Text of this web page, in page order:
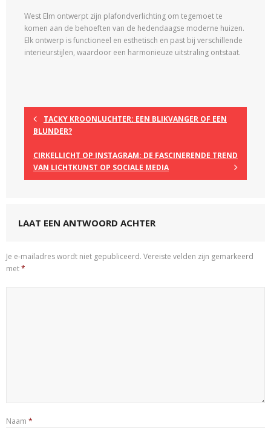
West Elm ontwerpt zijn plafondverlichting om tegemoet te
komen aan de behoeften van de hedendaagse moderne huizen.
Elk ontwerp is functioneel en esthetisch en past bij verschillende
interieurstijlen, waardoor een harmonieuze uitstraling ontstaat.
TACKY KROONLUCHTER: EEN BLIKVANGER OF EEN
BLUNDER?
CIRKELLICHT OP INSTAGRAM: DE FASCINERENDE TREND
VAN LICHTKUNST OP SOCIALE MEDIA
LAAT EEN ANTWOORD ACHTER
Je e-mailadres wordt niet gepubliceerd. Vereiste velden zijn gemarkeerd
met*
Naam *